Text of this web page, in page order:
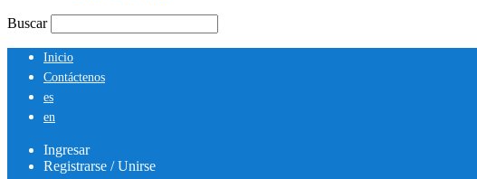
Buscar
Inicio
Contáctenos
es
en
Ingresar
Registrarse / Unirse